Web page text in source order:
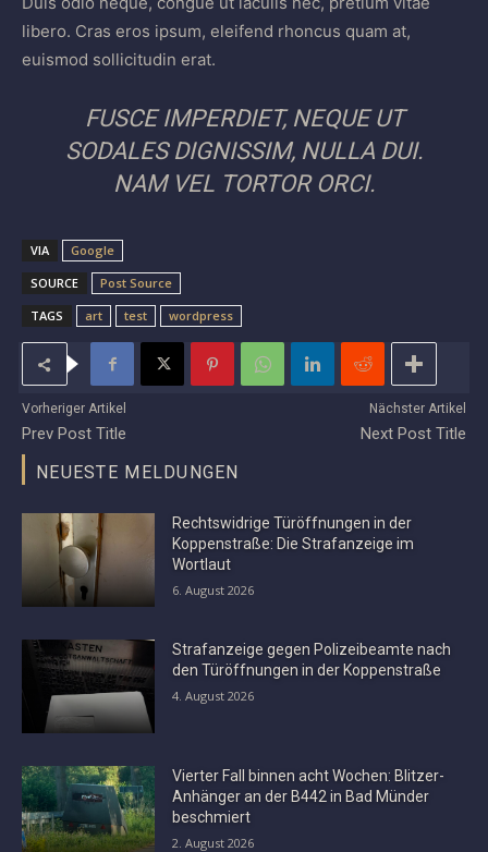
libero. Cras eros ipsum, eleifend rhoncus quam at,
euismod sollicitudin erat.
FUSCE IMPERDIET, NEQUE UT
SODALES DIGNISSIM, NULLA DUI.
NAM VEL TORTOR ORCI.
VIA
Google
SOURCE
Post Source
TAGS
art test wordpress
Vorheriger Artikel
Prev Post Title
Nächster Artikel
Next Post Title
NEUESTE MELDUNGEN
Rechtswidrige Türöffnungen in der
Koppenstraße: Die Strafanzeige im
Wortlaut
6. August 2026
Strafanzeige gegen Polizeibeamte nach
den Türöffnungen in der Koppenstraße
4. August 2026
Vierter Fall binnen acht Wochen: Blitzer-
Anhänger an der B442 in Bad Münder
beschmiert
2. August 2026